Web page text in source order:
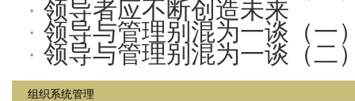
· 领导者应不断创造未来
· 领导与管理别混为一谈（一
· 领导与管理别混为一谈（二
组织系统管理